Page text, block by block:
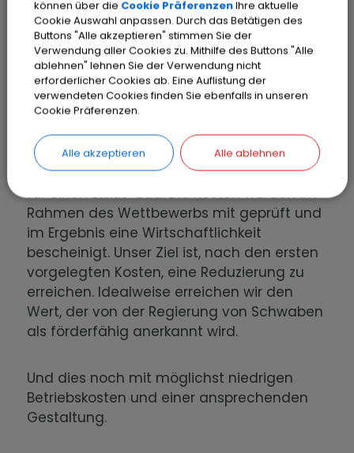
Lernlandschaften lassen sich
flächenoptimiert und kostengünstig
umsetzen. Daraus entstehende Mehrkosten
lassen sich aus dem Konzept selbst nicht
ableiten.
Die Gemeinde Kissing hat sich in einem
Architektenwettbewerb für eine qualitativ
hochwertige Schule entschieden – nicht
für einen Luxus-Bau. Die Kosten wurden im
Rahmen des Wettbewerbs mit geprüft und
im Ergebnis eine Wirtschaftlichkeit
bescheinigt. Unser Ziel ist, nach den ersten
vorgelegten Kosten, eine Reduzierung zu
erreichen. Idealweise erreichen wir den
Wert, der von der Regierung von Schwaben
als förderfähig anerkannt wird.
Und dies noch mit möglichst niedrigen
Betriebskosten und einer ansprechenden
Gestaltung.
können über die Cookie PräferenzenIhre aktuelle
Cookie Auswahl anpassen. Durch das Betätigen des
Buttons "Alle akzeptieren" stimmen Sie der
Verwendung aller Cookies zu. Mithilfe des Buttons "Alle
ablehnen" lehnen Sie der Verwendung nicht
erforderlicher Cookies ab. Eine Auflistung der
verwendeten Cookies finden Sie ebenfalls in unseren
Cookie Präferenzen.
Alle akzeptieren Alle ablehnen